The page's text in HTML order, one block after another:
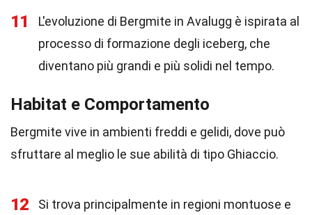
11
L'evoluzione di Bergmite in Avalugg è ispirata al
processo di formazione degli iceberg, che
diventano più grandi e più solidi nel tempo.
Habitat e Comportamento
Bergmite vive in ambienti freddi e gelidi, dove può
sfruttare al meglio le sue abilità di tipo Ghiaccio.
12
Si trova principalmente in regioni montuose e